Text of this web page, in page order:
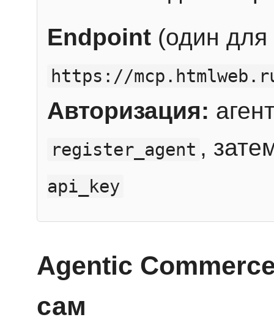
Endpoint (один для
https://
Авторизация:
register_agent ,
api_key
Agentic
сам